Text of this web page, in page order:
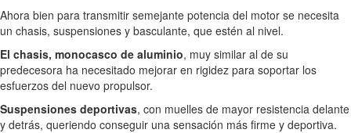
Ahora bien para transmitir semejante potencia del motor se necesita
un chasis, suspensiones y basculante, que estén al nivel.
El chasis, monocasco de aluminio, muy similar al de su
predecesora ha necesitado mejorar en rigidez para soportar los
esfuerzos del nuevo propulsor.
Suspensiones deportivas, con muelles de mayor resistencia delante
y detrás, queriendo conseguir una sensación más firme y deportiva.